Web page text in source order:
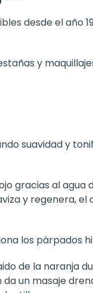
desde el año
y
suavidad y
gracias al
y regenera,
los párpados
de la naranja
un masaje